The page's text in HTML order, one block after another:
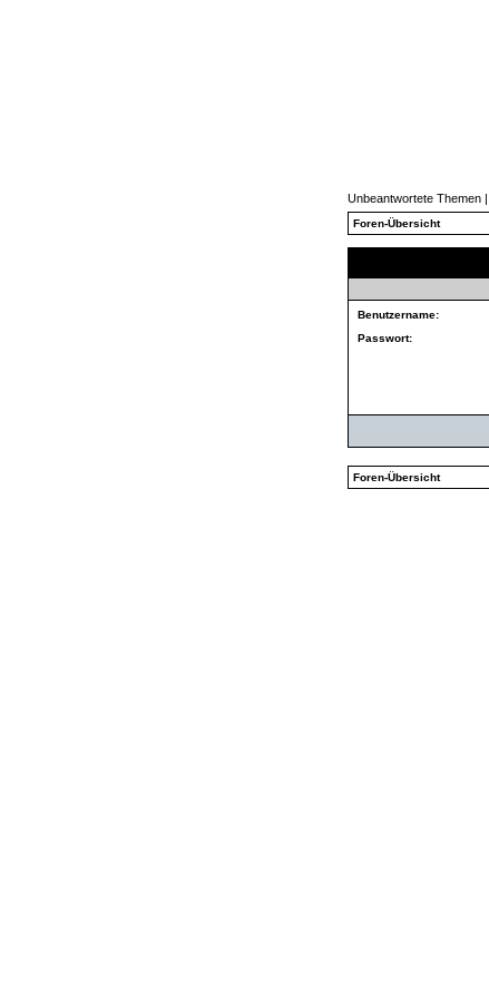
Unbeantwortete Themen |
Foren-Übersicht
Benutzername:
Passwort:
Foren-Übersicht